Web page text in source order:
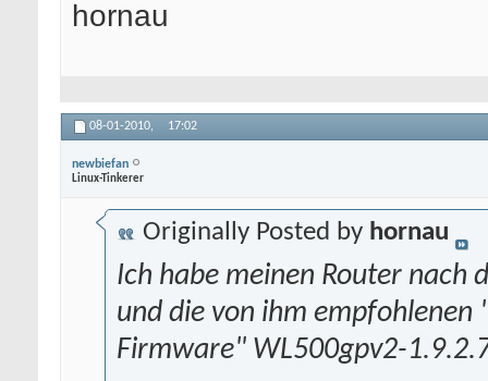
hornau
08-01-2010, 17:02
newbiefan
Linux-Tinkerer
Originally Posted by hornau
Ich habe meinen Router nach
und die von ihm
Firmware" WL500gpv2-